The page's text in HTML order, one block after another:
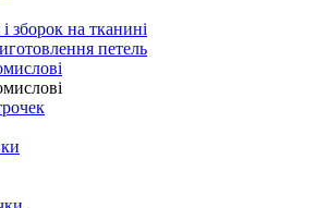
зборок на тканині
петель